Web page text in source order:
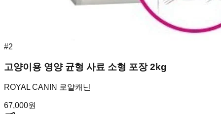
#2
고양이용 영양 균형 사료 소형 포장 2kg
ROYAL CANIN 로얄캐닌
67,000원